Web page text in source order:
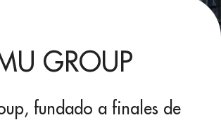
GROUP
fundado a finales de